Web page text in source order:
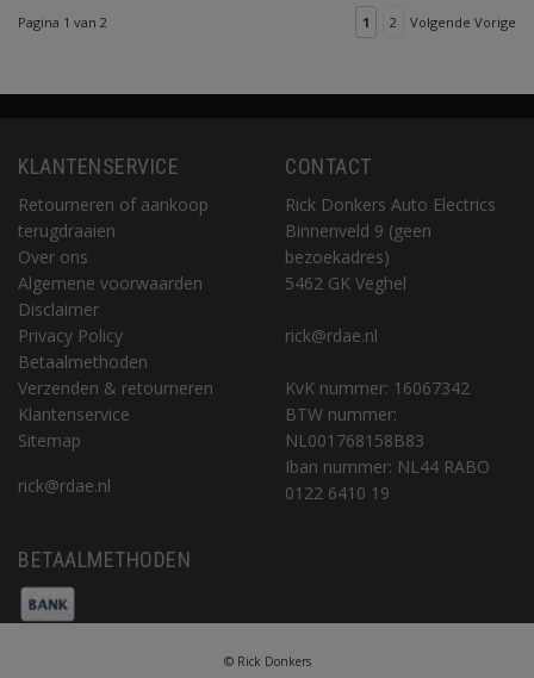
Pagina 1 van 2 1 2 Volgende Vorige
KLANTENSERVICE
Retourneren of aankoop
terugdraaien
Over ons
Algemene voorwaarden
Disclaimer
Privacy Policy
Betaalmethoden
Verzenden & retourneren
Klantenservice
Sitemap
rick@rdae.nl
CONTACT
Rick Donkers Auto Electrics
Binnenveld 9 (geen
bezoekadres)
5462 GK Veghel
rick@rdae.nl
KvK nummer: 16067342
BTW nummer:
NL001768158B83
Iban nummer: NL44 RABO
0122 6410 19
BETAALMETHODEN
© Rick Donkers